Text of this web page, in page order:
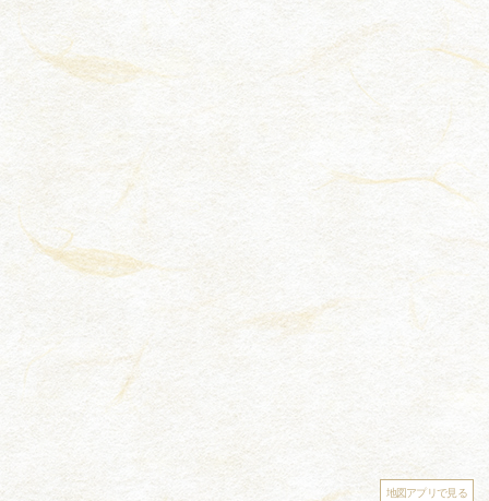
地図アプリで見る